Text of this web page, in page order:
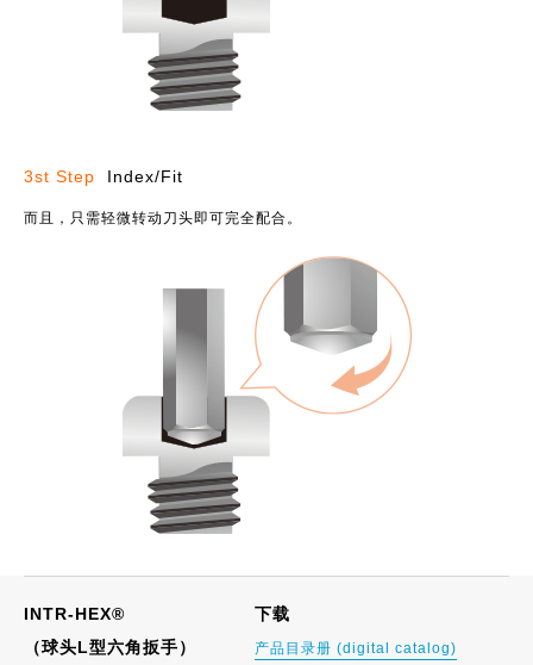
3st Step Index/Fit
而且，只需轻微转动刀头即可完全配合。
INTR-HEX®
（球头L型六角扳手）
下载
产品目录册 (digital catalog)